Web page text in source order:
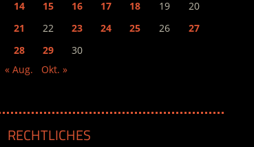
14
15 16 17 18 19
20
21
22 23 24 25 26
27
28
29
30
« Aug.
Okt. »
RECHTLICHES